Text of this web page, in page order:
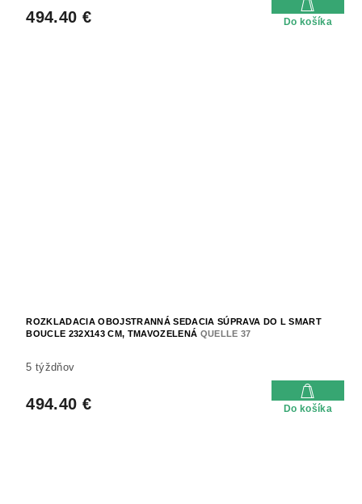
494.40 € Do košíka
ROZKLADACIA OBOJSTRANNÁ SEDACIA SÚPRAVA DO L SMART
BOUCLE 232X143 CM, TMAVOZELENÁ QUELLE 37
5 týždňov
494.40 € Do košíka